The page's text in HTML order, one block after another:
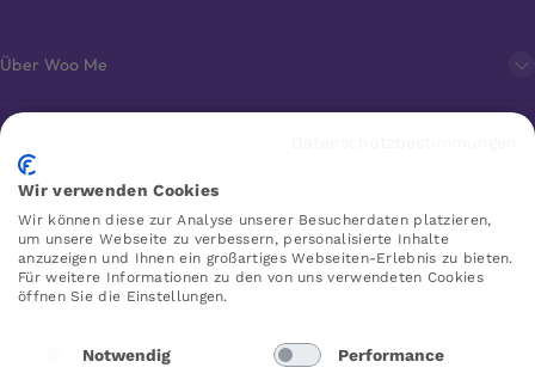
Über Woo Me
Kundenservice
Favoriten
WOO ME
Wir verwenden Cookies
Wir können diese zur Analyse unserer Besucherdaten platzieren,
um unsere Webseite zu verbessern, personalisierte Inhalte
anzuzeigen und Ihnen ein großartiges Webseiten-Erlebnis zu bieten.
Für weitere Informationen zu den von uns verwendeten Cookies
öffnen Sie die Einstellungen.
Notwendig Performance